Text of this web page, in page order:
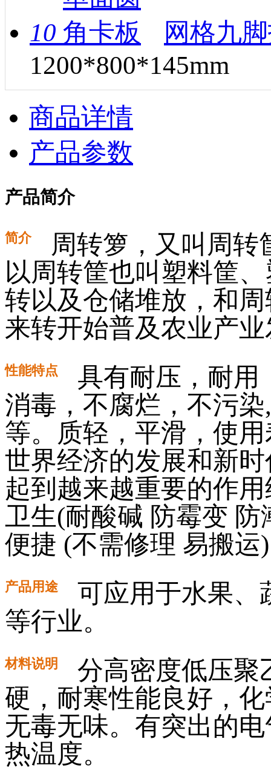
10
网格九
1200*800*145mm
商品详情
产品参数
产品简介
简介
周转箩，又叫周转
以周转筐也叫塑料筐
转以及仓储堆放，和
来转开始普及农业产
性能特点
具有耐压，耐用
消毒，不腐烂，不污
等。质轻，平滑，使
世界经济的发展和新
起到越来越重要的作
卫生(耐酸碱 防霉变
便捷 (不需修理 易搬运
产品用途
可应用于水果、
等行业。
材料说明
分高密度低压聚
硬，耐寒性能良好，
无毒无味。有突出的
热温度。